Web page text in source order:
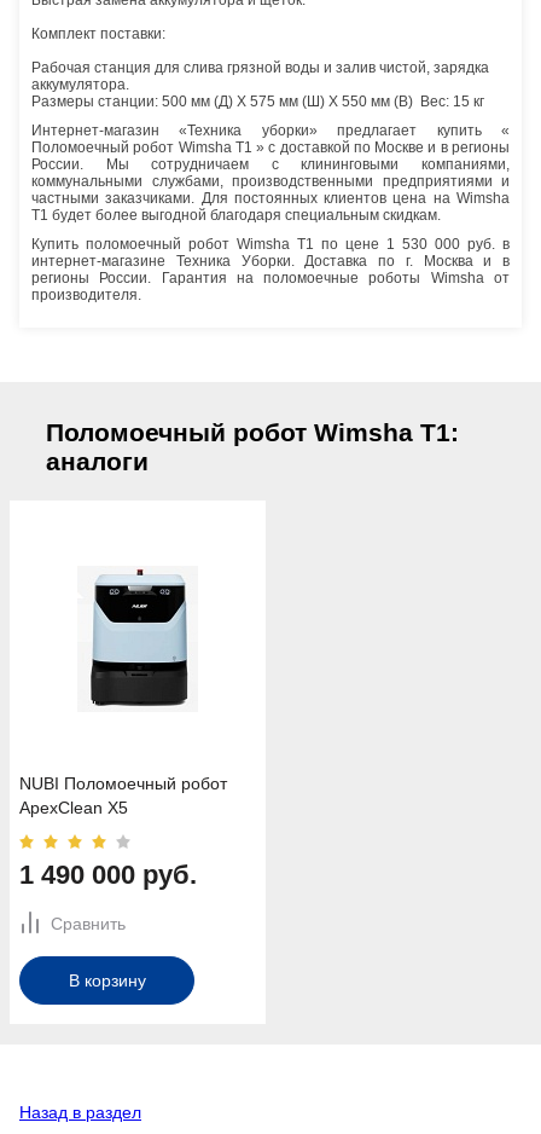
Комплект поставки:
Рабочая станция для слива грязной воды и залив чистой, зарядка
аккумулятора.
Размеры станции: 500 мм (Д) X 575 мм (Ш) X 550 мм (В) Вес: 15 кг
Интернет-магазин «Техника уборки» предлагает купить «
Поломоечный робот Wimsha T1 » с доставкой по Москве и в регионы
России. Мы сотрудничаем с клининговыми компаниями,
коммунальными службами, производственными предприятиями и
частными заказчиками. Для постоянных клиентов цена на Wimsha
T1 будет более выгодной благодаря специальным скидкам.
Купить поломоечный робот Wimsha T1 по цене 1 530 000 руб. в
интернет-магазине Техника Уборки. Доставка по г. Москва и в
регионы России. Гарантия на поломоечные роботы Wimsha от
производителя.
Поломоечный робот Wimsha T1:
аналоги
NUBI Поломоечный робот
ApexClean X5
1 490 000 руб.
Сравнить
В корзину
Назад в раздел